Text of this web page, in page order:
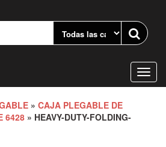
» CAJA PLEGABLE DE
6428 » HEAVY-DUTY-FOLDING-